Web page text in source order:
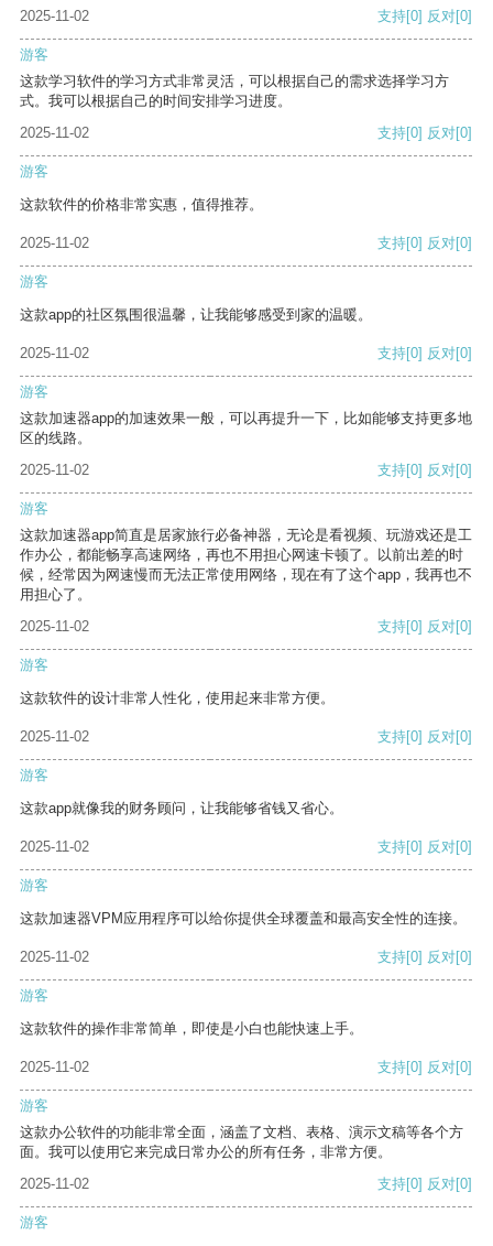
2025-11-02 支持[0] 反对[0]
游客
这款学习软件的学习方式非常灵活，可以根据自己的需求选择学习方
式。我可以根据自己的时间安排学习进度。
2025-11-02
支持[0] 反对[0]
游客
这款软件的价格非常实惠，值得推荐。
2025-11-02 支持[0] 反对[0]
游客
这款app的社区氛围很温馨，让我能够感受到家的温暖。
2025-11-02 支持[0] 反对[0]
游客
这款加速器app的加速效果一般，可以再提升一下，比如能够支持更多地
区的线路。
2025-11-02
支持[0] 反对[0]
游客
这款加速器app简直是居家旅行必备神器，无论是看视频、玩游戏还是工
作办公，都能畅享高速网络，再也不用担心网速卡顿了。以前出差的时
候，经常因为网速慢而无法正常使用网络，现在有了这个app，我再也不
用担心了。
2025-11-02
支持[0] 反对[0]
游客
这款软件的设计非常人性化，使用起来非常方便。
2025-11-02 支持[0] 反对[0]
游客
这款app就像我的财务顾问，让我能够省钱又省心。
2025-11-02 支持[0] 反对[0]
游客
这款加速器VPM应用程序可以给你提供全球覆盖和最高安全性的连接。
2025-11-02 支持[0] 反对[0]
游客
这款软件的操作非常简单，即使是小白也能快速上手。
2025-11-02 支持[0] 反对[0]
游客
这款办公软件的功能非常全面，涵盖了文档、表格、演示文稿等各个方
面。我可以使用它来完成日常办公的所有任务，非常方便。
2025-11-02
支持[0] 反对[0]
游客